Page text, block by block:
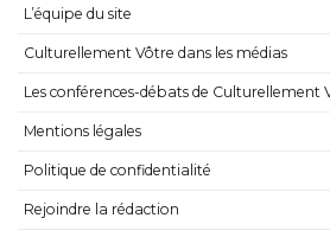
L’équipe du site
Culturellement Vôtre dans les médias
Les conférences-débats de Culturellement
Mentions légales
Politique de confidentialité
Rejoindre la rédaction